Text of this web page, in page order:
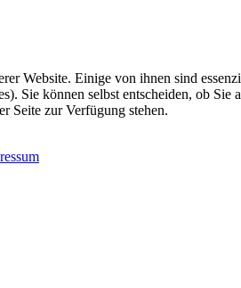
Website. Einige von ihnen sind
Sie können selbst entscheiden, ob
Seite zur Verfügung stehen.